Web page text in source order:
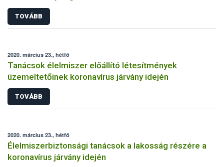
járvány idején
TOVÁBB
2020. március 23., hétfő
Tanácsok élelmiszer előállító létesítmények
üzemeltetőinek koronavírus járvány idején
TOVÁBB
2020. március 23., hétfő
Élelmiszerbiztonsági tanácsok a lakosság részére a
koronavírus járvány idején